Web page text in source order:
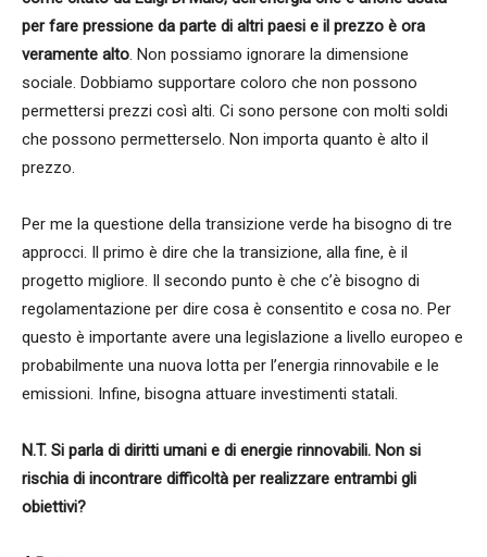
per fare pressione da parte di altri paesi e il prezzo è ora
veramente alto . Non possiamo ignorare la dimensione
sociale. Dobbiamo supportare coloro che non possono
permettersi prezzi così alti. Ci sono persone con molti soldi
che possono permetterselo. Non importa quanto è alto il
prezzo.
Per me la questione della transizione verde ha bisogno di tre
approcci. Il primo è dire che la transizione, alla fine, è il
progetto migliore. Il secondo punto è che c’è bisogno di
regolamentazione per dire cosa è consentito e cosa no. Per
questo è importante avere una legislazione a livello europeo e
probabilmente una nuova lotta per l’energia rinnovabile e le
emissioni. Infine, bisogna attuare investimenti statali.
N.T. Si parla di diritti umani e di energie rinnovabili. Non si
rischia di incontrare difficoltà per realizzare entrambi gli
obiettivi?